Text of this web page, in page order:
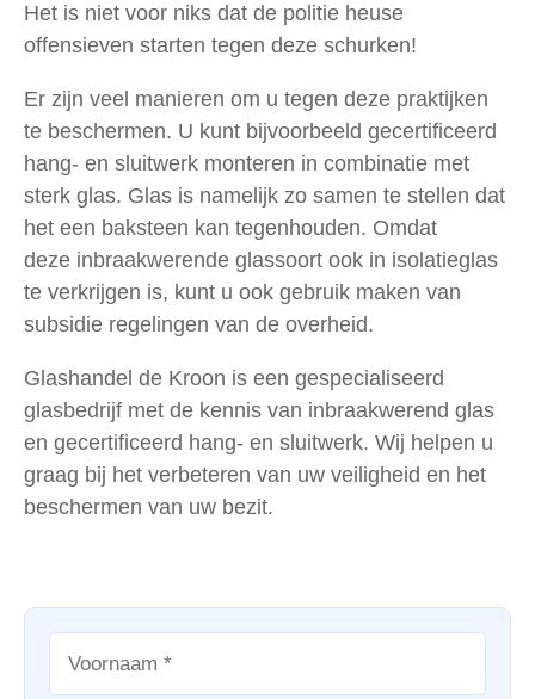
Het is niet voor niks dat de politie heuse
offensieven starten tegen deze schurken!
Er zijn veel manieren om u tegen deze praktijken
te beschermen. U kunt bijvoorbeeld gecertificeerd
hang- en sluitwerk monteren in combinatie met
sterk glas. Glas is namelijk zo samen te stellen dat
het een baksteen kan tegenhouden. Omdat
deze inbraakwerende glassoort ook in isolatieglas
te verkrijgen is, kunt u ook gebruik maken van
subsidie regelingen van de overheid.
Glashandel de Kroon is een gespecialiseerd
glasbedrijf met de kennis van inbraakwerend glas
en gecertificeerd hang- en sluitwerk. Wij helpen u
graag bij het verbeteren van uw veiligheid en het
beschermen van uw bezit.